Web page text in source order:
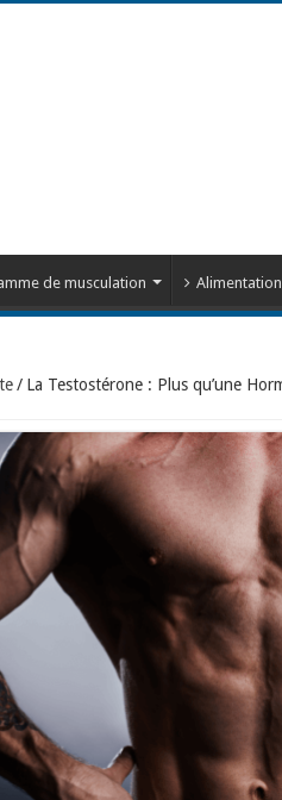
de musculation
/ La Testostérone : Plus qu’une